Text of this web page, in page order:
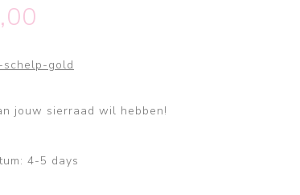
schelp-gold
jouw sierraad wil hebben!
4-5 days